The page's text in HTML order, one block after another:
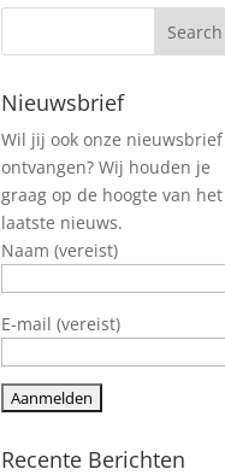
Nieuwsbrief
Wil jij ook onze nieuwsbrief
ontvangen? Wij houden je
graag op de hoogte van het
laatste nieuws.
Naam (vereist)
E-mail (vereist)
Recente Berichten